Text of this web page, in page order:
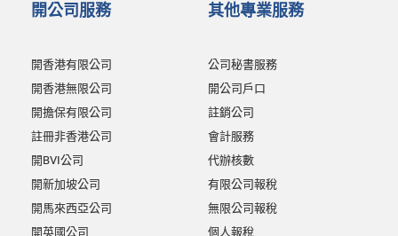
開公司服務
開香港有限公司
開香港無限公司
開擔保有限公司
註冊非香港公司
開BVI公司
開新加坡公司
開馬來西亞公司
開英國公司
其他專業服務
公司秘書服務
開公司戶口
註銷公司
會計服務
代辦核數
有限公司報稅
無限公司報稅
個人報稅